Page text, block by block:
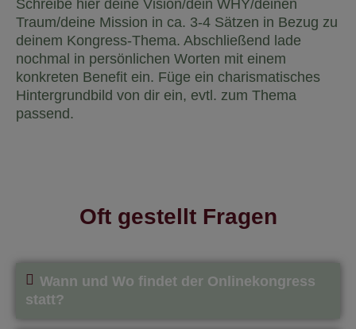
Schreibe hier deine Vision/dein WHY/deinen
Traum/deine Mission in ca. 3-4 Sätzen in Bezug zu
deinem Kongress-Thema. Abschließend lade
nochmal in persönlichen Worten mit einem
konkreten Benefit ein. Füge ein charismatisches
Hintergrundbild von dir ein, evtl. zum Thema
passend.
Oft gestellt Fragen
Wann und Wo findet der Onlinekongress
statt?